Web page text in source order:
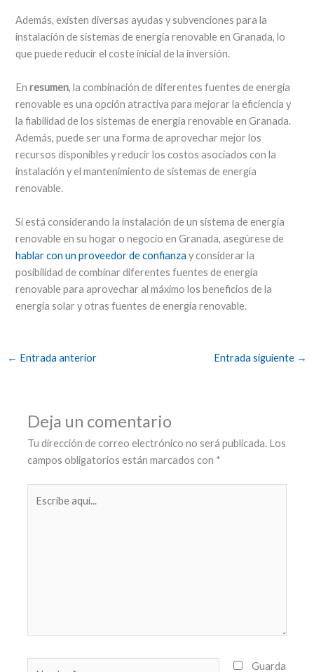
Además, existen diversas ayudas y subvenciones para la
instalación de sistemas de energía renovable en Granada, lo
que puede reducir el coste inicial de la inversión.
Enresumen, la combinación de diferentes fuentes de energía
renovable es una opción atractiva para mejorar la eficiencia y
la fiabilidad de los sistemas de energía renovable en Granada.
Además, puede ser una forma de aprovechar mejor los
recursos disponibles y reducir los costos asociados con la
instalación y el mantenimiento de sistemas de energía
renovable.
Si está considerando la instalación de un sistema de energía
renovable en su hogar o negocio en Granada, asegúrese de
hablar con un proveedor de confianza y considerar la
posibilidad de combinar diferentes fuentes de energía
renovable para aprovechar al máximo los beneficios de la
energía solar y otras fuentes de energía renovable.
← Entrada anterior Entrada siguiente →
Deja un comentario
Tu dirección de correo electrónico no será publicada. Los
campos obligatorios están marcados con *
aquí...
Guarda